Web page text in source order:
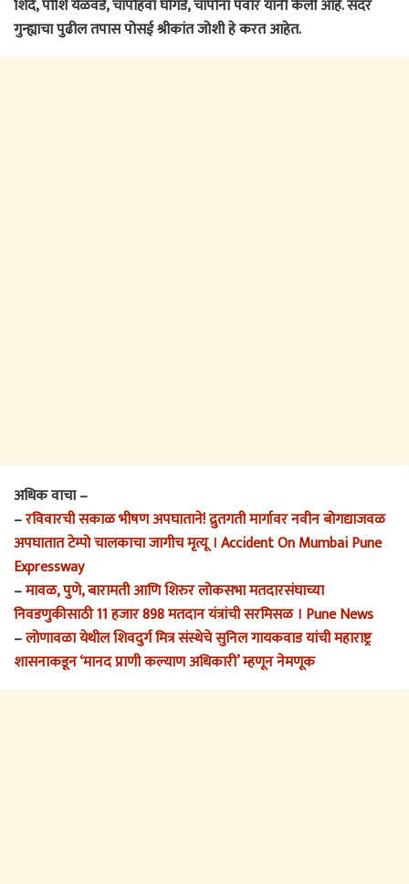
शिंदे, पोशि येळवंडे, चापोहवा घोंगडे, चापोना पवार यांनी केली आहे. सदर
गुन्ह्याचा पुढील तपास पोसई श्रीकांत जोशी हे करत आहेत.
अधिक वाचा –
–रविवारची सकाळ भीषण अपघाताने! द्रुतगती मार्गावर नवीन बोगद्याजवळ
अपघातात टेम्पो चालकाचा जागीच मृत्यू । Accident On Mumbai Pune
Expressway
–मावळ, पुणे, बारामती आणि शिरुर लोकसभा मतदारसंघाच्या
निवडणुकीसाठी 11 हजार 898 मतदान यंत्रांची सरमिसळ । Pune News
–लोणावळा येथील शिवदुर्ग मित्र संस्थेचे सुनिल गायकवाड यांची महाराष्ट्र
शासनाकडून ‘मानद प्राणी कल्याण अधिकारी’ म्हणून नेमणूक